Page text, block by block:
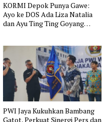
KORMI Depok Punya Gawe:
Ayo ke DOS Ada Liza Natalia
dan Ayu Ting Ting Goyang
PWI Jaya Kukuhkan Bambang
Gatot, Perkuat Sinergi Pers dan